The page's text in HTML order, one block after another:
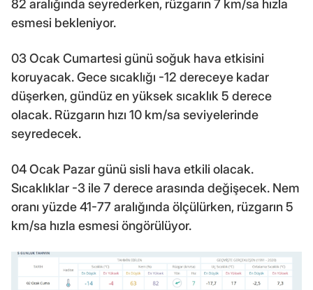
82 aralığında seyrederken, rüzgarın 7 km/sa hızla
esmesi bekleniyor.
03 Ocak Cumartesi günü soğuk hava etkisini
koruyacak. Gece sıcaklığı -12 dereceye kadar
düşerken, gündüz en yüksek sıcaklık 5 derece
olacak. Rüzgarın hızı 10 km/sa seviyelerinde
seyredecek.
04 Ocak Pazar günü sisli hava etkili olacak.
Sıcaklıklar -3 ile 7 derece arasında değişecek. Nem
oranı yüzde 41-77 aralığında ölçülürken, rüzgarın 5
km/sa hızla esmesi öngörülüyor.